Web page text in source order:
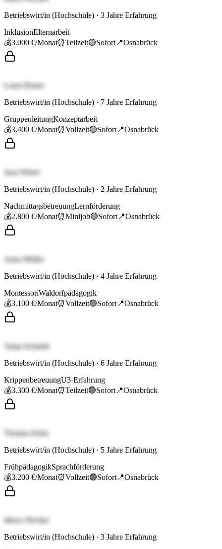
Betriebswirt/in (Hochschule) · 3 Jahre Erfahrung
InklusionElternarbeit
💰3.000 €/Monat⏰Teilzeit🟢Sofort 📍Osnabrück
Laura Braun
Betriebswirt/in (Hochschule) · 7 Jahre Erfahrung
GruppenleitungKonzeptarbeit
💰3.400 €/Monat⏰Vollzeit🟢Sofort 📍Osnabrück
Jana Weber
Betriebswirt/in (Hochschule) · 2 Jahre Erfahrung
NachmittagsbetreuungLernförderung
💰2.800 €/Monat⏰Minijob🟢Sofort 📍Osnabrück
Anna Müller
Betriebswirt/in (Hochschule) · 4 Jahre Erfahrung
MontessoriWaldorfpädagogik
💰3.100 €/Monat⏰Vollzeit🟢Sofort 📍Osnabrück
Tanja Schmidt
Betriebswirt/in (Hochschule) · 6 Jahre Erfahrung
KrippenbetreuungU3-Erfahrung
💰3.300 €/Monat⏰Teilzeit🟢Sofort 📍Osnabrück
Thomas Klein
Betriebswirt/in (Hochschule) · 5 Jahre Erfahrung
FrühpädagogikSprachförderung
💰3.200 €/Monat⏰Vollzeit🟢Sofort 📍Osnabrück
Marco Richter
Betriebswirt/in (Hochschule) · 3 Jahre Erfahrung